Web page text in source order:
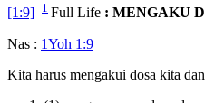
[1:9] 1 Full Life : MENGAKU
Nas : 1Yoh 1:9
Kita harus mengakui dosa kita